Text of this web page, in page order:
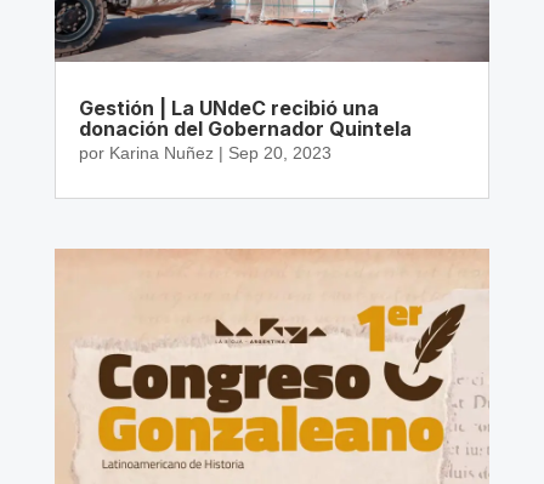
Gestión | La UNdeC recibió una
donación del Gobernador Quintela
por Karina Nuñez| Sep 20, 2023